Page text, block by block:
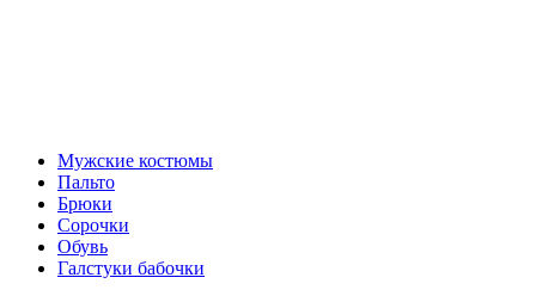
Мужские костюмы
Пальто
Брюки
Сорочки
Обувь
Галстуки бабочки